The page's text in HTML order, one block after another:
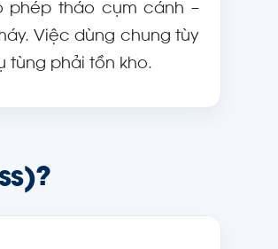
phép tháo cụm cánh –
Việc dùng chung tùy
tùng phải tồn kho.